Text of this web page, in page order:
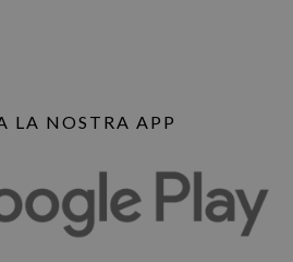
LA NOSTRA APP